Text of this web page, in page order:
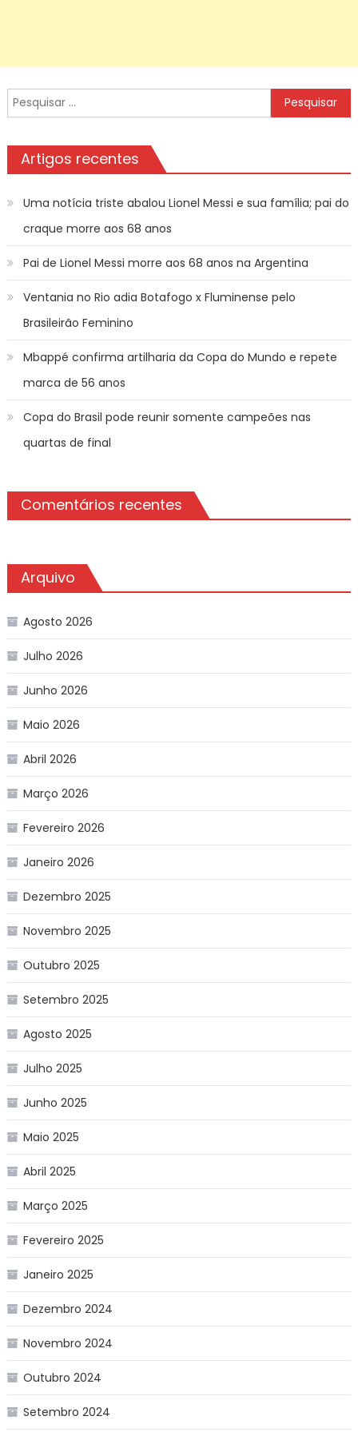
Pesquisar
por:
Artigos recentes
Uma notícia triste abalou Lionel Messi e sua família; pai do
craque morre aos 68 anos
Pai de Lionel Messi morre aos 68 anos na Argentina
Ventania no Rio adia Botafogo x Fluminense pelo
Brasileirão Feminino
Mbappé confirma artilharia da Copa do Mundo e repete
marca de 56 anos
Copa do Brasil pode reunir somente campeões nas
quartas de final
Comentários recentes
Arquivo
Agosto 2026
Julho 2026
Junho 2026
Maio 2026
Abril 2026
Março 2026
Fevereiro 2026
Janeiro 2026
Dezembro 2025
Novembro 2025
Outubro 2025
Setembro 2025
Agosto 2025
Julho 2025
Junho 2025
Maio 2025
Abril 2025
Março 2025
Fevereiro 2025
Janeiro 2025
Dezembro 2024
Novembro 2024
Outubro 2024
Setembro 2024